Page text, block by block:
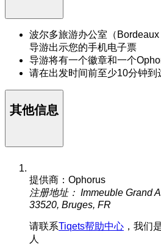
波尔多旅游办公室（
导游出示您的手机电子票
导游将有一个徽章和一个
请在出发时间前至少10分钟到
其他信息
提供商：Ophorus
注册地址： Immeuble Grand
33520, Bruges, FR
请联系Tiqets帮助中心 ，我们
人